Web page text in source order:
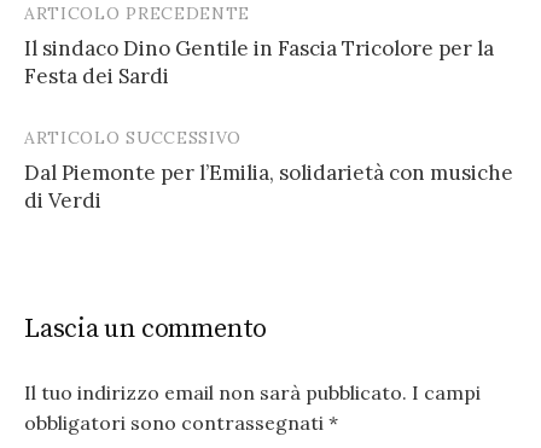
Post
navigation
ARTICOLO PRECEDENTE
Il sindaco Dino Gentile in Fascia Tricolore per la
Festa dei Sardi
ARTICOLO SUCCESSIVO
Dal Piemonte per l’Emilia, solidarietà con musiche
di Verdi
Lascia un commento
Il tuo indirizzo email non sarà pubblicato. I campi
obbligatori sono contrassegnati *